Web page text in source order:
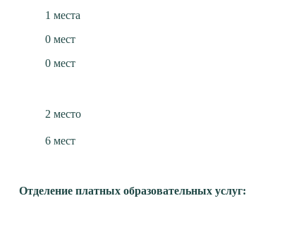
1 места
0 мест
0 мест
2 место
6 мест
Отделение платных образовательных услуг: